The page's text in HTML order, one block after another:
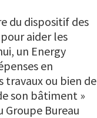
du dispositif des
aider les
un Energy
en
travaux ou bien de
son bâtiment »
Groupe Bureau